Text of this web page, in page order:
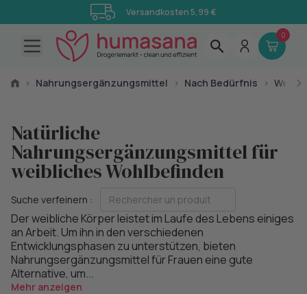
Versandkosten 5,99 €
Open main menu
0
› Nahrungsergänzungsmittel › Nach Bedürfnis ›
Natürliche
Nahrungsergänzungsmittel für
weibliches Wohlbefinden
Suche verfeinern :
Der weibliche Körper leistet im Laufe des Lebens einiges
an Arbeit. Um ihn in den verschiedenen
Entwicklungsphasen zu unterstützen, bieten
Nahrungsergänzungsmittel für Frauen eine gute
Alternative, um...
Mehr anzeigen